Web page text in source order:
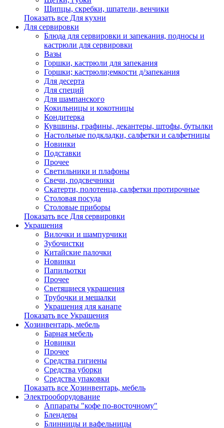
Щипцы, скребки, шпатели, венчики
Показать все Для кухни
Для сервировки
Блюда для сервировки и запекания, подносы и
кастрюли для сервировки
Вазы
Горшки, кастрюли для запекания
Горшки; кастрюли;емкости д/запекания
Для десерта
Для специй
Для шампанского
Кокильницы и кокотницы
Кондитерка
Кувшины, графины, декантеры, штофы, бутылки
Настольные подкладки, салфетки и салфетницы
Новинки
Подставки
Прочее
Светильники и плафоны
Свечи, подсвечники
Скатерти, полотенца, салфетки протирочные
Столовая посуда
Столовые приборы
Показать все Для сервировки
Украшения
Вилочки и шампурчики
Зубочистки
Китайские палочки
Новинки
Папильотки
Прочее
Светящиеся украшения
Трубочки и мешалки
Украшения для канапе
Показать все Украшения
Хозинвентарь, мебель
Барная мебель
Новинки
Прочее
Средства гигиены
Средства уборки
Средства упаковки
Показать все Хозинвентарь, мебель
Электрооборудование
Аппараты "кофе по-восточному"
Блендеры
Блинницы и вафельницы